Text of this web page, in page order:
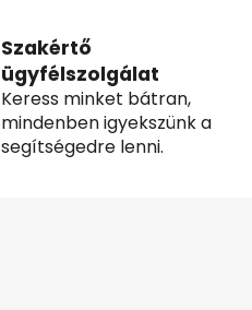
Szakértő
ügyfélszolgálat
Keress minket bátran,
mindenben igyekszünk a
segítségedre lenni.